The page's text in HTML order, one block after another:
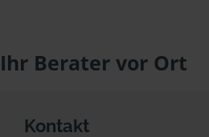
Ihr Berater vor Ort
Kontakt